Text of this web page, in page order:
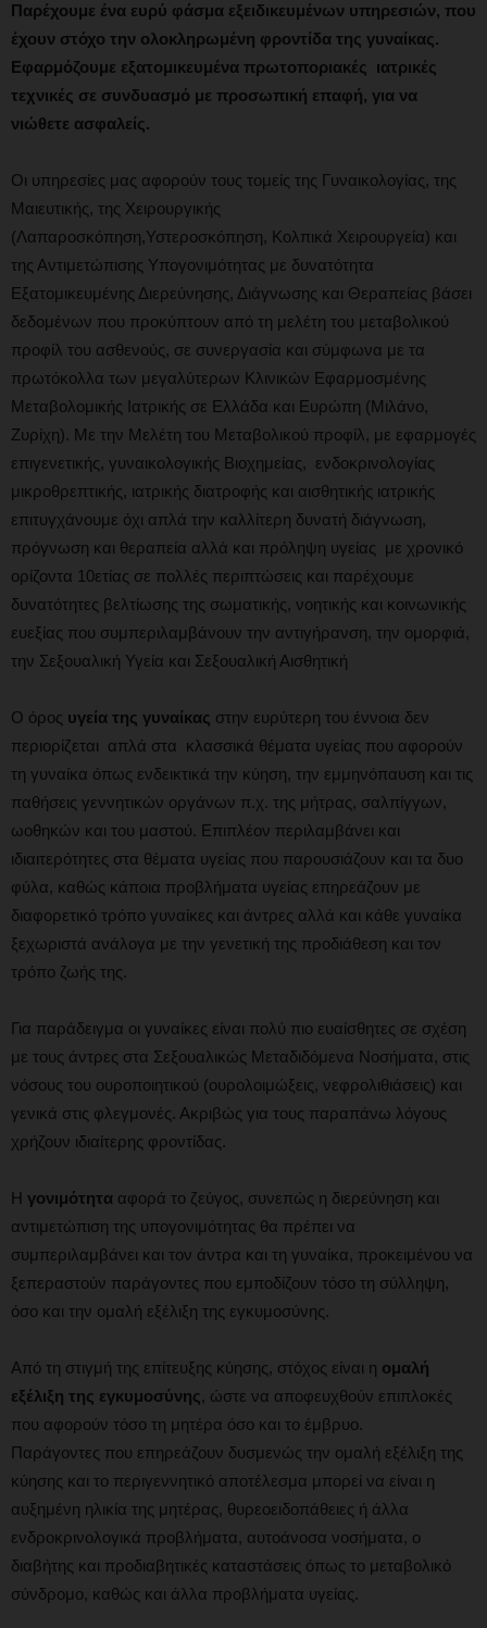
Παρέχουμε ένα ευρύ φάσμα εξειδικευμένων υπηρεσιών, που
έχουν στόχο την ολοκληρωμένη φροντίδα της γυναίκας.
Εφαρμόζουμε εξατομικευμένα πρωτοποριακές ιατρικές
τεχνικές σε συνδυασμό με προσωπική επαφή, για να
νιώθετε ασφαλείς.
Οι υπηρεσίες μας αφορούν τους τομείς της Γυναικολογίας, της
Μαιευτικής, της Χειρουργικής
(Λαπαροσκόπηση,Υστεροσκόπηση, Κολπικά Χειρουργεία) και
της Αντιμετώπισης Υπογονιμότητας με δυνατότητα
Εξατομικευμένης Διερεύνησης, Διάγνωσης και Θεραπείας βάσει
δεδομένων που προκύπτουν από τη μελέτη του μεταβολικού
προφίλ του ασθενούς, σε συνεργασία και σύμφωνα με τα
πρωτόκολλα των μεγαλύτερων Κλινικών Εφαρμοσμένης
Μεταβολομικής Ιατρικής σε Ελλάδα και Ευρώπη (Μιλάνο,
Ζυρίχη). Με την Μελέτη του Μεταβολικού προφίλ, με εφαρμογές
επιγενετικής, γυναικολογικής Βιοχημείας, ενδοκρινολογίας
μικροθρεπτικής, ιατρικής διατροφής και αισθητικής ιατρικής
επιτυγχάνουμε όχι απλά την καλλίτερη δυνατή διάγνωση,
πρόγνωση και θεραπεία αλλά και πρόληψη υγείας με χρονικό
ορίζοντα 10ετίας σε πολλές περιπτώσεις και παρέχουμε
δυνατότητες βελτίωσης της σωματικής, νοητικής και κοινωνικής
ευεξίας που συμπεριλαμβάνουν την αντιγήρανση, την ομορφιά,
την Σεξουαλική Υγεία και Σεξουαλική Αισθητική
Ο όρος υγεία της γυναίκας στην ευρύτερη του έννοια δεν
περιορίζεται απλά στα κλασσικά θέματα υγείας που αφορούν
τη γυναίκα όπως ενδεικτικά την κύηση, την εμμηνόπαυση και τις
παθήσεις γεννητικών οργάνων π.χ. της μήτρας, σαλπίγγων,
ωοθηκών και του μαστού. Επιπλέον περιλαμβάνει και
ιδιαιτερότητες στα θέματα υγείας που παρουσιάζουν και τα δυο
φύλα, καθώς κάποια προβλήματα υγείας επηρεάζουν με
διαφορετικό τρόπο γυναίκες και άντρες αλλά και κάθε γυναίκα
ξεχωριστά ανάλογα με την γενετική της προδιάθεση και τον
τρόπο ζωής της.
Για παράδειγμα οι γυναίκες είναι πολύ πιο ευαίσθητες σε σχέση
με τους άντρες στα Σεξουαλικώς Μεταδιδόμενα Νοσήματα, στις
νόσους του ουροποιητικού (ουρολοιμώξεις, νεφρολιθιάσεις) και
γενικά στις φλεγμονές. Ακριβώς για τους παραπάνω λόγους
χρήζουν ιδιαίτερης φροντίδας.
Η γονιμότητα αφορά το ζεύγος, συνεπώς η διερεύνηση και
αντιμετώπιση της υπογονιμότητας θα πρέπει να
συμπεριλαμβάνει και τον άντρα και τη γυναίκα, προκειμένου να
ξεπεραστούν παράγοντες που εμποδίζουν τόσο τη σύλληψη,
όσο και την ομαλή εξέλιξη της εγκυμοσύνης.
Από τη στιγμή της επίτευξης κύησης, στόχος είναι η ομαλή
εξέλιξη της εγκυμοσύνης , ώστε να αποφευχθούν επιπλοκές
που αφορούν τόσο τη μητέρα όσο και το έμβρυο.
Παράγοντες που επηρεάζουν δυσμενώς την ομαλή εξέλιξη της
κύησης και το περιγεννητικό αποτέλεσμα μπορεί να είναι η
αυξημένη ηλικία της μητέρας, θυρεοειδοπάθειες ή άλλα
ενδροκρινολογικά προβλήματα, αυτοάνοσα νοσήματα, ο
διαβήτης και προδιαβητικές καταστάσεις όπως το μεταβολικό
σύνδρομο, καθώς και άλλα προβλήματα υγείας.